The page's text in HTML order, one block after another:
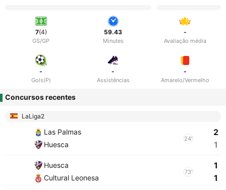
7(4)
GS/GP
59.43
Minutes
-
Avaliação média
-
Gols(P)
-
Assistências
-
Amarelo/Vermelho
Concursos recentes
LaLiga2
Las Palmas
Huesca
24'
2
1
Huesca
Cultural Leonesa
73'
1
1